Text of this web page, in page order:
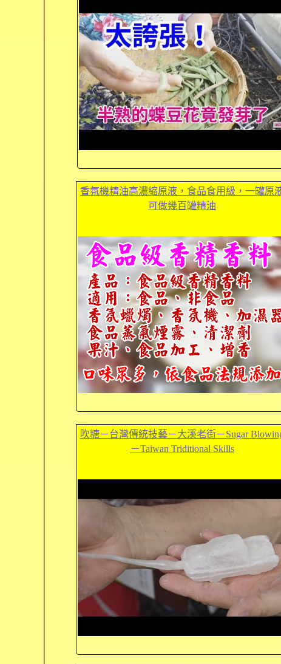
香氛機精油高濃縮原液，食品食用級，一罐原
可做幾百罐精油
吹糖－台灣傳統技藝－大溪老街－Sugar
－Taiwan Triditional Skills